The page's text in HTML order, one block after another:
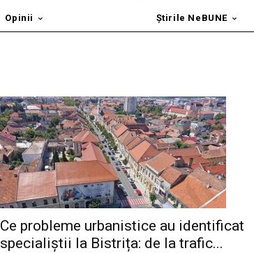
Opinii Știrile NeBUNE
Ce probleme urbanistice au identificat
specialiștii la Bistrița: de la trafic...